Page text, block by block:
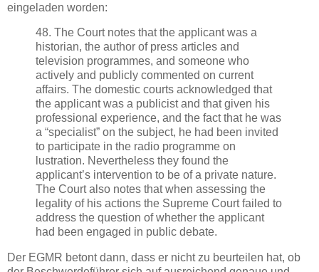
eingeladen worden:
48. The Court notes that the applicant was a
historian, the author of press articles and
television programmes, and someone who
actively and publicly commented on current
affairs. The domestic courts acknowledged that
the applicant was a publicist and that given his
professional experience, and the fact that he was
a “specialist” on the subject, he had been invited
to participate in the radio programme on
lustration. Nevertheless they found the
applicant’s intervention to be of a private nature.
The Court also notes that when assessing the
legality of his actions the Supreme Court failed to
address the question of whether the applicant
had been engaged in public debate.
Der EGMR betont dann, dass er nicht zu beurteilen hat, ob